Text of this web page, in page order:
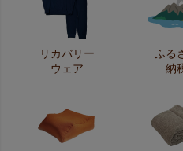
リカバリー
ウェア
ふる
納